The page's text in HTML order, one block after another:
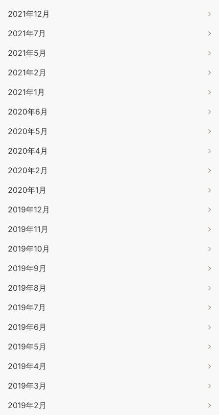
2021年12月
2021年7月
2021年5月
2021年2月
2021年1月
2020年6月
2020年5月
2020年4月
2020年2月
2020年1月
2019年12月
2019年11月
2019年10月
2019年9月
2019年8月
2019年7月
2019年6月
2019年5月
2019年4月
2019年3月
2019年2月